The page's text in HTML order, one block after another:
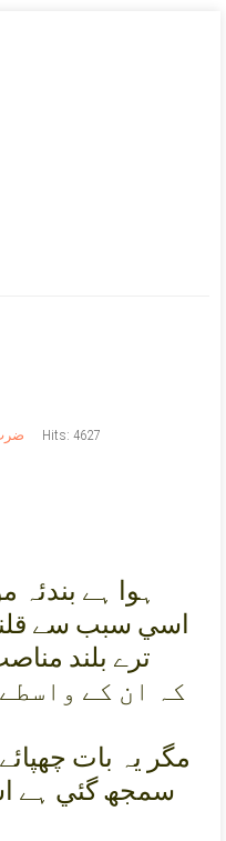
Hits: 4627
ہوا ہے
اسي سبب سے
ترے بلند
کہ ان کے
مگر يہ بات
سمجھ گئي ہے